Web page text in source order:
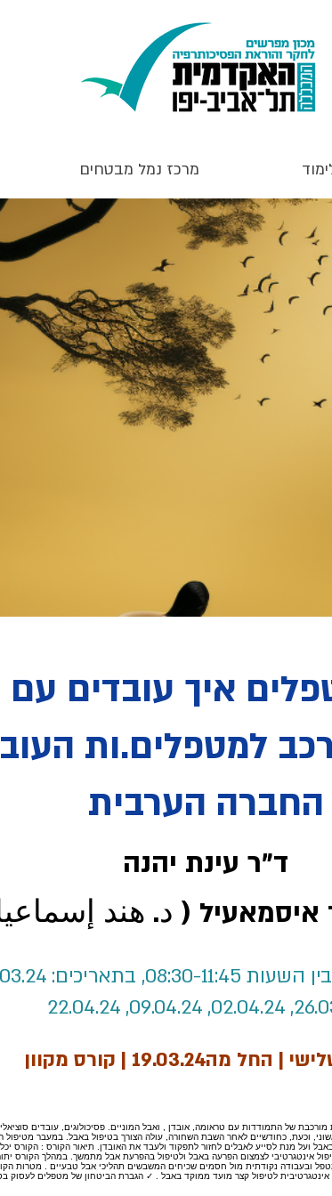
מרכז נמל מבטחים
איך עובדים
למטפלים.ות
החברה הערבית
ד"ר עינת יהנה
איסמאעיל ( د. هند
26.03.24,
מורכבת של התמודדות עם טראומה, אובדן , ואבל המוניים. פסיכולוגים, עובדים
וכעת, כחודשיים לאחר השבת השחורה, עולה הצורך בטיפול באבל. במעבר מטיפול
ועל מנת לסייע לאבלים לחזור לתפקוד ולעבד את האובדן. תיאור הקורס : הקורס
אינטגרטיבי לצמצום הפרעה באבל ולטיפול בהפרעת אבל מתמשך. במהלך הקורס
ובעבודה נקודתית מול חסמים שכיחים המשבשים תהליכי אבל טבעיים . מטרות